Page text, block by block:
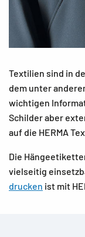
Textilien sind in
dem unter
wichtigen
Schilder aber
auf die HERMA
Die
vielseitig
drucken ist mit